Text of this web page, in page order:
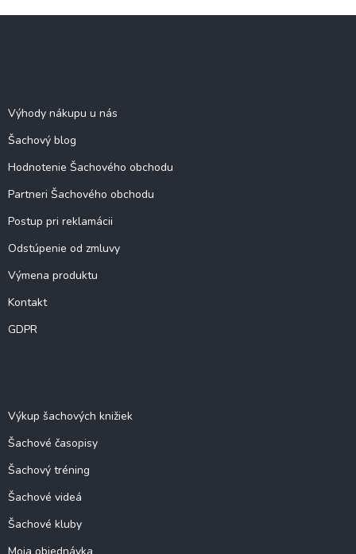
Výhody nákupu u nás
Šachový blog
Hodnotenie Šachového obchodu
Partneri Šachového obchodu
Postup pri reklamácii
Odstúpenie od zmluvy
Výmena produktu
Kontakt
GDPR
Výkup šachových knižiek
Šachové časopisy
Šachový tréning
Šachové videá
Šachové kluby